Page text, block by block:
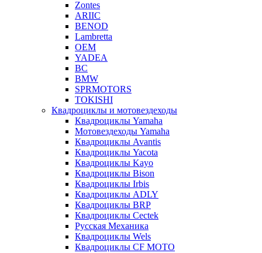
Zontes
ARIIC
BENOD
Lambretta
OEM
YADEA
BC
BMW
SPRMOTORS
TOKISHI
Квадроциклы и мотовездеходы
Квадроциклы Yamaha
Мотовездеходы Yamaha
Квадроциклы Avantis
Квадроциклы Yacota
Квадроциклы Kayo
Квадроциклы Bison
Квадроциклы Irbis
Квадроциклы ADLY
Квадроциклы BRP
Квадроциклы Cectek
Русская Механика
Квадроциклы Wels
Квадроциклы CF MOTO